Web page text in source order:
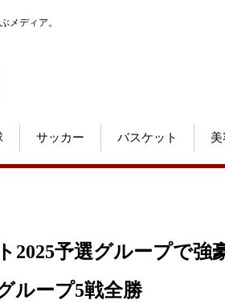
メディア。
サッカー バスケット 美
2025予選グループで強
ループ5戦全勝